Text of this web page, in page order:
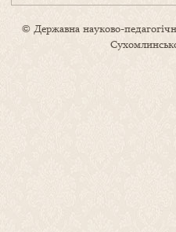
© Державна науково-